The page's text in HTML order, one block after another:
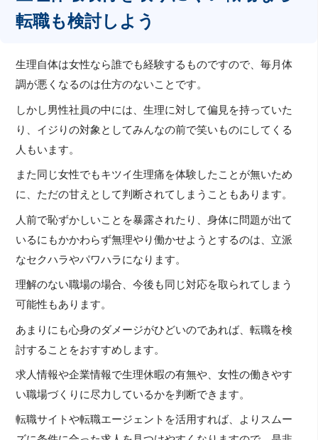
転職も検討しよう
生理自体は女性なら誰でも経験するものですので、毎月体
調が悪くなるのは仕方のないことです。
しかし男性社員の中には、生理に対して偏見を持っていた
り、イジりの対象としてみんなの前で笑いものにしてくる
人もいます。
また同じ女性でもキツイ生理痛を体験したことが無いため
に、ただの甘えとして判断されてしまうこともあります。
人前で恥ずかしいことを暴露されたり、身体に問題が出て
いるにもかかわらず無理やり働かせようとするのは、立派
なセクハラやパワハラになります。
理解のない職場の場合、今後も同じ対応を取られてしまう
可能性もあります。
あまりにも心身のダメージがひどいのであれば、転職を検
討することをおすすめします。
求人情報や企業情報で生理休暇の有無や、女性の働きやす
い職場づくりに尽力しているかを判断できます。
転職サイトや転職エージェントを活用すれば、よりスムー